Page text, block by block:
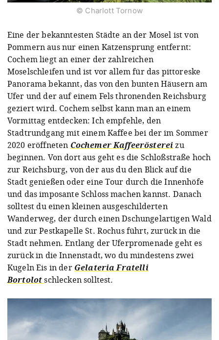
© Charlott Tornow
Eine der bekanntesten Städte an der Mosel ist von
Pommern aus nur einen Katzensprung entfernt:
Cochem liegt an einer der zahlreichen
Moselschleifen und ist vor allem für das pittoreske
Panorama bekannt, das von den bunten Häusern am
Ufer und der auf einem Fels thronenden Reichsburg
geziert wird. Cochem selbst kann man an einem
Vormittag entdecken: Ich empfehle, den
Stadtrundgang mit einem Kaffee bei der im Sommer
2020 eröffneten Cochemer Kaffeeröstereizu
beginnen. Von dort aus geht es die Schloßstraße hoch
zur Reichsburg, von der aus du den Blick auf die
Stadt genießen oder eine Tour durch die Innenhöfe
und das imposante Schloss machen kannst. Danach
solltest du einen kleinen ausgeschilderten
Wanderweg, der durch einen Dschungelartigen Wald
und zur Pestkapelle St. Rochus führt, zurück in die
Stadt nehmen. Entlang der Uferpromenade geht es
zurück in die Innenstadt, wo du mindestens zwei
Kugeln Eis in der Gelateria Fratelli
Bortolotschlecken solltest.